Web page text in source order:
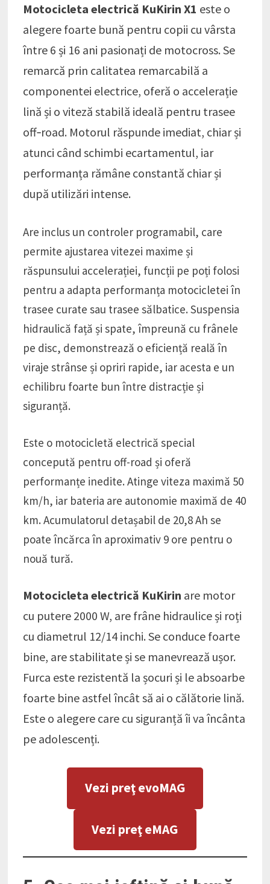
Motocicleta electrică KuKirin X1 este o
alegere foarte bună pentru copii cu vârsta
între 6 și 16 ani pasionați de motocross. Se
remarcă prin calitatea remarcabilă a
componentei electrice, oferă o accelerație
lină și o viteză stabilă ideală pentru trasee
off‑road. Motorul răspunde imediat, chiar și
atunci când schimbi ecartamentul, iar
performanța rămâne constantă chiar și
după utilizări intense.
Are inclus un controler programabil, care
permite ajustarea vitezei maxime și
răspunsului accelerației, funcții pe poți folosi
pentru a adapta performanța motocicletei în
trasee curate sau trasee sălbatice. Suspensia
hidraulică față și spate, împreună cu frânele
pe disc, demonstrează o eficiență reală în
viraje strânse și opriri rapide, iar acesta e un
echilibru foarte bun între distracție și
siguranță.
Este o motocicletă electrică special
concepută pentru off-road și oferă
performanțe inedite. Atinge viteza maximă 50
km/h, iar bateria are autonomie maximă de 40
km. Acumulatorul detașabil de 20,8 Ah se
poate încărca în aproximativ 9 ore pentru o
nouă tură.
Motocicleta electrică KuKirin are motor
cu putere 2000 W, are frâne hidraulice și roți
cu diametrul 12/14 inchi. Se conduce foarte
bine, are stabilitate și se manevrează ușor.
Furca este rezistentă la șocuri și le absoarbe
foarte bine astfel încât să ai o călătorie lină.
Este o alegere care cu siguranță îi va încânta
pe adolescenți.
Vezi preţ evoMAG
Vezi preţ eMAG